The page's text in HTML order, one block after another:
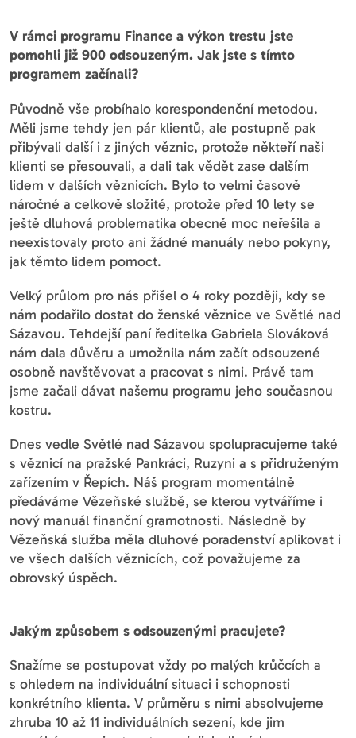
V rámci programu Finance a výkon trestu jste
pomohli již 900 odsouzeným. Jak jste s tímto
programem začínali?
Původně vše probíhalo korespondenční metodou.
Měli jsme tehdy jen pár klientů, ale postupně pak
přibývali další i z jiných věznic, protože někteří naši
klienti se přesouvali, a dali tak vědět zase dalším
lidem v dalších věznicích. Bylo to velmi časově
náročné a celkově složité, protože před 10 lety se
ještě dluhová problematika obecně moc neřešila a
neexistovaly proto ani žádné manuály nebo pokyny,
jak těmto lidem pomoct.
Velký průlom pro nás přišel o 4 roky později, kdy se
nám podařilo dostat do ženské věznice ve Světlé nad
Sázavou. Tehdejší paní ředitelka Gabriela Slováková
nám dala důvěru a umožnila nám začít odsouzené
osobně navštěvovat a pracovat s nimi. Právě tam
jsme začali dávat našemu programu jeho současnou
kostru.
Dnes vedle Světlé nad Sázavou spolupracujeme také
s věznicí na pražské Pankráci, Ruzyni a s přidruženým
zařízením v Řepích. Náš program momentálně
předáváme Vězeňské službě, se kterou vytváříme i
nový manuál finanční gramotnosti. Následně by
Vězeňská služba měla dluhové poradenství aplikovat i
ve všech dalších věznicích, což považujeme za
obrovský úspěch.
Jakým způsobem s odsouzenými pracujete?
Snažíme se postupovat vždy po malých krůčcích a
s ohledem na individuální situaci i schopnosti
konkrétního klienta. V průměru s nimi absolvujeme
zhruba 10 až 11 individuálních sezení, kde jim